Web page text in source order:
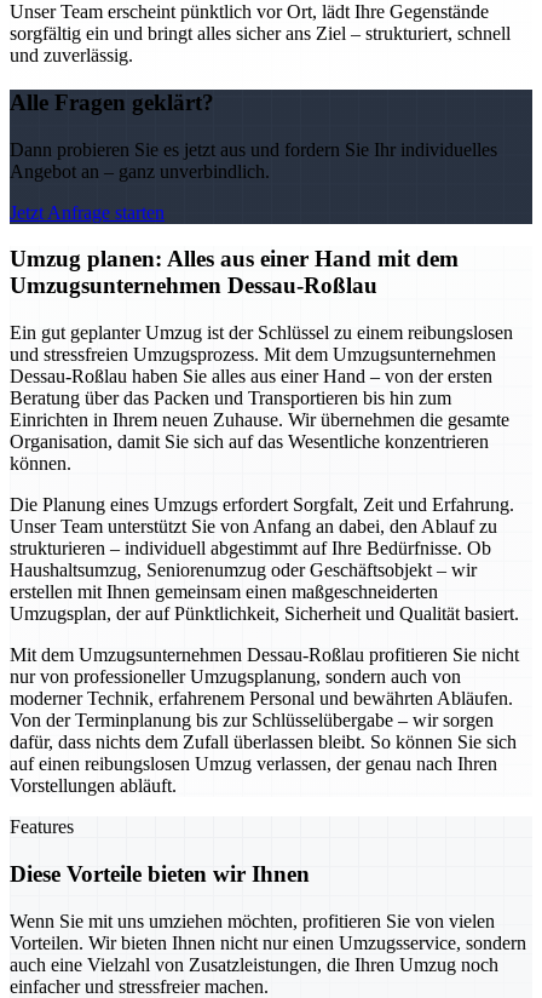
Unser Team erscheint pünktlich vor Ort, lädt Ihre Gegenstände
sorgfältig ein und bringt alles sicher ans Ziel – strukturiert, schnell
und zuverlässig.
Alle Fragen geklärt?
Dann probieren Sie es jetzt aus und fordern Sie Ihr individuelles
Angebot an – ganz unverbindlich.
Jetzt Anfrage starten
Umzug planen: Alles aus einer Hand mit dem
Umzugsunternehmen Dessau-Roßlau
Ein gut geplanter Umzug ist der Schlüssel zu einem reibungslosen
und stressfreien Umzugsprozess. Mit dem Umzugsunternehmen
Dessau-Roßlau haben Sie alles aus einer Hand – von der ersten
Beratung über das Packen und Transportieren bis hin zum
Einrichten in Ihrem neuen Zuhause. Wir übernehmen die gesamte
Organisation, damit Sie sich auf das Wesentliche konzentrieren
können.
Die Planung eines Umzugs erfordert Sorgfalt, Zeit und Erfahrung.
Unser Team unterstützt Sie von Anfang an dabei, den Ablauf zu
strukturieren – individuell abgestimmt auf Ihre Bedürfnisse. Ob
Haushaltsumzug, Seniorenumzug oder Geschäftsobjekt – wir
erstellen mit Ihnen gemeinsam einen maßgeschneiderten
Umzugsplan, der auf Pünktlichkeit, Sicherheit und Qualität basiert.
Mit dem Umzugsunternehmen Dessau-Roßlau profitieren Sie nicht
nur von professioneller Umzugsplanung, sondern auch von
moderner Technik, erfahrenem Personal und bewährten Abläufen.
Von der Terminplanung bis zur Schlüsselübergabe – wir sorgen
dafür, dass nichts dem Zufall überlassen bleibt. So können Sie sich
auf einen reibungslosen Umzug verlassen, der genau nach Ihren
Vorstellungen abläuft.
Features
Diese Vorteile bieten wir Ihnen
Wenn Sie mit uns umziehen möchten, profitieren Sie von vielen
Vorteilen. Wir bieten Ihnen nicht nur einen Umzugsservice, sondern
auch eine Vielzahl von Zusatzleistungen, die Ihren Umzug noch
einfacher und stressfreier machen.